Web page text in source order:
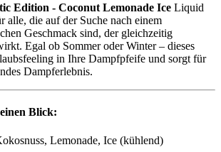
Edition - Coconut Lemonade Ice Liquid
alle, die auf der Suche nach einem
Geschmack sind, der gleichzeitig
Egal ob Sommer oder Winter – dieses
in Ihre Dampfpfeife und sorgt für
Dampferlebnis.
Blick:
Lemonade, Ice (kühlend)